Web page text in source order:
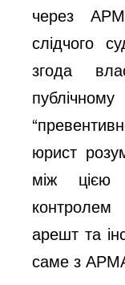
через
слідчого
згода
юрист
між цією
арешт та
саме з